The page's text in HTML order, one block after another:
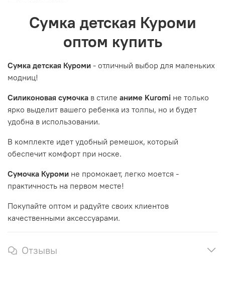
Сумка детская Куроми
оптом купить
Сумка детская Куроми - отличный выбор для маленьких
модниц!
Силиконовая сумочка в стиле аниме Kuromi не только
ярко выделит вашего ребенка из толпы, но и будет
удобна в использовании.
В комплекте идет удобный ремешок, который
обеспечит комфорт при носке.
Сумочка Куроми не промокает, легко моется -
практичность на первом месте!
Покупайте оптом и радуйте своих клиентов
качественными аксессуарами.
Отзывы